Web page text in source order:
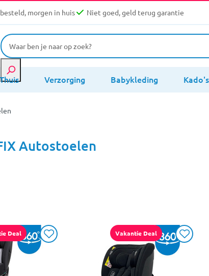
morgen in huis Niet goed, geld terug garantie
Thuis Verzorging Babykleding Kado's
Autostoelen
Deal Vakantie Deal